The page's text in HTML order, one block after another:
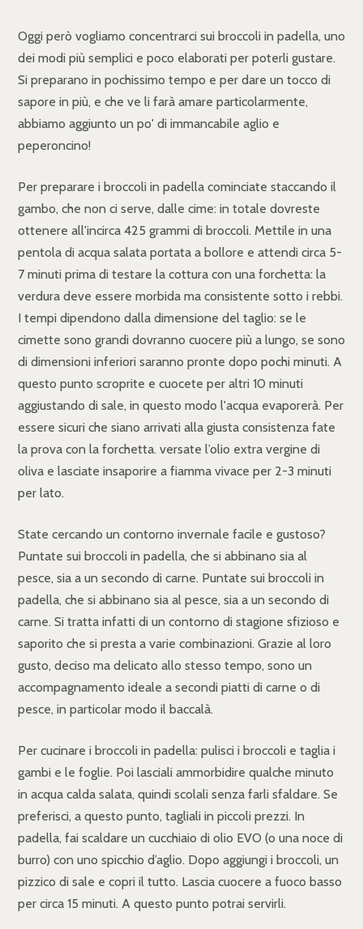
Oggi però vogliamo concentrarci sui broccoli in padella, uno
dei modi più semplici e poco elaborati per poterli gustare.
Si preparano in pochissimo tempo e per dare un tocco di
sapore in più, e che ve li farà amare particolarmente,
abbiamo aggiunto un po' di immancabile aglio e
peperoncino!
Per preparare i broccoli in padella cominciate staccando il
gambo, che non ci serve, dalle cime: in totale dovreste
ottenere all'incirca 425 grammi di broccoli. Mettile in una
pentola di acqua salata portata a bollore e attendi circa 5-
7 minuti prima di testare la cottura con una forchetta: la
verdura deve essere morbida ma consistente sotto i rebbi.
I tempi dipendono dalla dimensione del taglio: se le
cimette sono grandi dovranno cuocere più a lungo, se sono
di dimensioni inferiori saranno pronte dopo pochi minuti. A
questo punto scroprite e cuocete per altri 10 minuti
aggiustando di sale, in questo modo l'acqua evaporerà. Per
essere sicuri che siano arrivati alla giusta consistenza fate
la prova con la forchetta. versate l’olio extra vergine di
oliva e lasciate insaporire a fiamma vivace per 2-3 minuti
per lato.
State cercando un contorno invernale facile e gustoso?
Puntate sui broccoli in padella, che si abbinano sia al
pesce, sia a un secondo di carne. Puntate sui broccoli in
padella, che si abbinano sia al pesce, sia a un secondo di
carne. Si tratta infatti di un contorno di stagione sfizioso e
saporito che si presta a varie combinazioni. Grazie al loro
gusto, deciso ma delicato allo stesso tempo, sono un
accompagnamento ideale a secondi piatti di carne o di
pesce, in particolar modo il baccalà.
Per cucinare i broccoli in padella: pulisci i broccoli e taglia i
gambi e le foglie. Poi lasciali ammorbidire qualche minuto
in acqua calda salata, quindi scolali senza farli sfaldare. Se
preferisci, a questo punto, tagliali in piccoli prezzi. In
padella, fai scaldare un cucchiaio di olio EVO (o una noce di
burro) con uno spicchio d’aglio. Dopo aggiungi i broccoli, un
pizzico di sale e copri il tutto. Lascia cuocere a fuoco basso
per circa 15 minuti. A questo punto potrai servirli.